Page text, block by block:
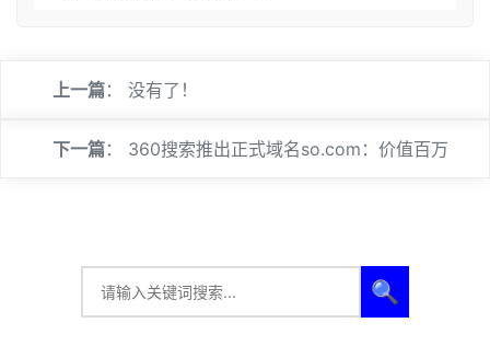
上一篇： 没有了！
下一篇： 360搜索推出正式域名so.com：价值百万
🔍